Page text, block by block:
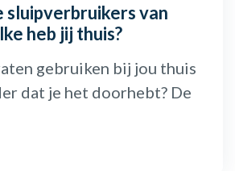
sluipverbruikers van
heb jij thuis?
gebruiken bij jou thuis
dat je het doorhebt? De